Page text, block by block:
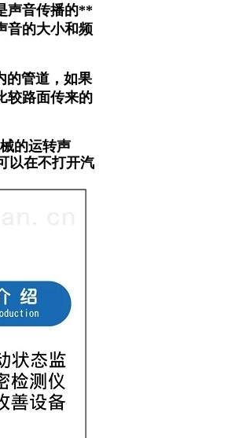
声音传播的**
音的大小和频
的管道，如果
较路面传来的
的运转声
以在不打开汽